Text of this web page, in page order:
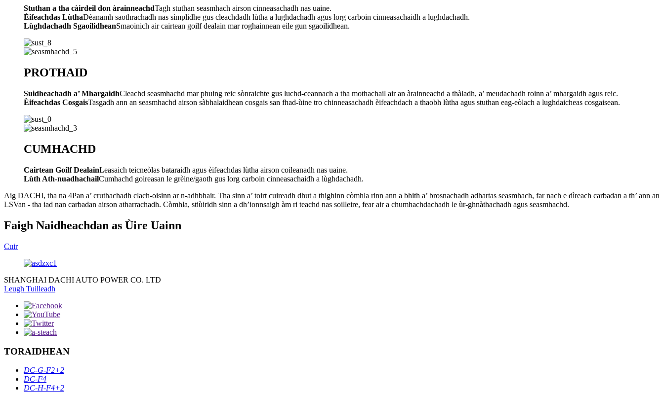
Stuthan a tha càirdeil don àrainneachdTagh stuthan seasmhach airson cinneasachadh nas uaine.
Èifeachdas LùthaDèanamh saothrachadh nas sìmplidhe gus cleachdadh lùtha a lughdachadh agus lorg carboin cinneasachaidh a lughdachadh.
Lùghdachadh SgaoilidheanSmaoinich air cairtean goilf dealain mar roghainnean eile gun sgaoilidhean.
PROTHAID
Suidheachadh a’ MhargaidhCleachd seasmhachd mar phuing reic sònraichte gus luchd-ceannach a tha mothachail air an àrainneachd a thàladh, a’ meudachadh roinn a’ mhargaidh agus reic.
Èifeachdas CosgaisTasgadh ann an seasmhachd airson sàbhalaidhean cosgais san fhad-ùine tro chinneasachadh èifeachdach a thaobh lùtha agus stuthan eag-eòlach a lughdaicheas cosgaisean.
CUMHACHD
Cairtean Goilf DealainLeasaich teicneòlas bataraidh agus èifeachdas lùtha airson coileanadh nas uaine.
Lùth Ath-nuadhachailCumhachd goireasan le grèine/gaoth gus lorg carboin cinneasachaidh a lùghdachadh.
Aig DACHI, tha na 4Pan a’ cruthachadh clach-oisinn ar n-adhbhair. Tha sinn a’ toirt cuireadh dhut a thighinn còmhla rinn ann a bhith a’ brosnachadh adhartas seasmhach, far nach e dìreach carbadan a th’ ann an
LSVan - tha iad nan carbadan airson atharrachadh. Còmhla, stiùiridh sinn a dh’ionnsaigh àm ri teachd nas soilleire, fear air a chumhachdachadh le ùr-ghnàthachadh agus seasmhachd.
Faigh Naidheachdan as Ùire Uainn
Cuir
SHANGHAI DACHI AUTO POWER CO. LTD
Leugh Tuilleadh
TORAIDHEAN
DC-G-F2+2
DC-F4
DC-H-F4+2